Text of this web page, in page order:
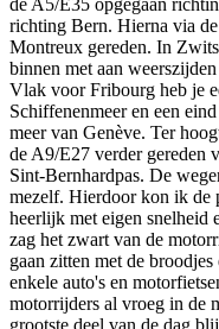
de A5/E35 opgegaan
richting Bern. Hierna via
Montreux gereden. In
binnen met aan
Vlak voor Fribourg heb je
Schiffenenmeer en een
meer van Genève. Ter
de A9/E27 verder gereden
Sint-Bernhardpas. De
mezelf. Hierdoor kon ik de
heerlijk met eigen snelheid
zag het zwart van de
gaan zitten met de
enkele auto's en
motorrijders al vroeg in de